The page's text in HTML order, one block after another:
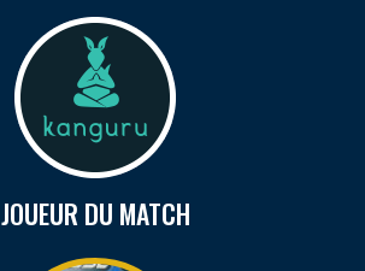
JOUEUR DU MATCH